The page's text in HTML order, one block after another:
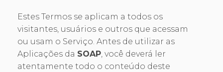
Estes Termos se aplicam a todos os
visitantes, usuários e outros que acessam
ou usam o Serviço. Antes de utilizar as
Aplicações da SOAP, você deverá ler
atentamente todo o conteúdo deste